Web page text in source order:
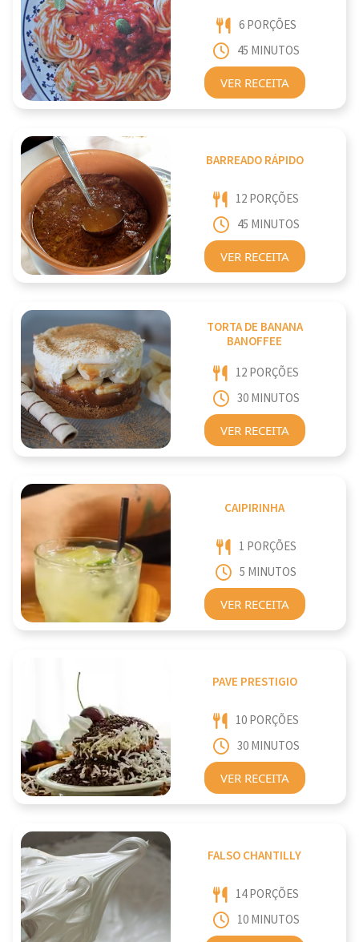
6 PORÇÕES
45 MINUTOS
VER RECEITA
BARREADO RÁPIDO
12 PORÇÕES
45 MINUTOS
VER RECEITA
TORTA DE BANANA
BANOFFEE
12 PORÇÕES
30 MINUTOS
VER RECEITA
CAIPIRINHA
1 PORÇÕES
5 MINUTOS
VER RECEITA
PAVE PRESTIGIO
10 PORÇÕES
30 MINUTOS
VER RECEITA
FALSO CHANTILLY
14 PORÇÕES
10 MINUTOS